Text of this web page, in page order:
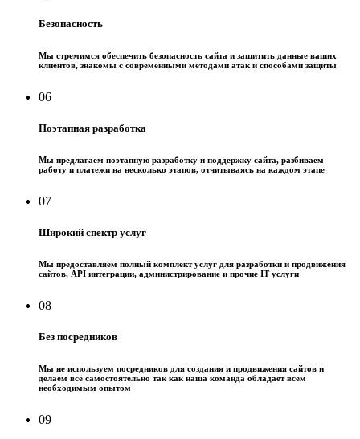
Безопасность
Мы стремимся обеспечить безопасность сайта и защитить данные ваших
клиентов, знакомы с современными методами атак и способами защиты
06
Поэтапная разработка
Мы предлагаем поэтапную разработку и поддержку сайта, разбиваем
работу и платежи на несколько этапов, отчитываясь на каждом этапе
07
Широкий спектр услуг
Мы предоставляем полный комплект услуг для разработки и продвижения
сайтов, API интеграции, администрирование и прочие IT услуги
08
Без посредников
Мы не используем посредников для создания и продвижения сайтов и
делаем всё самостоятельно так как наша команда обладает всем
необходимым опытом
09